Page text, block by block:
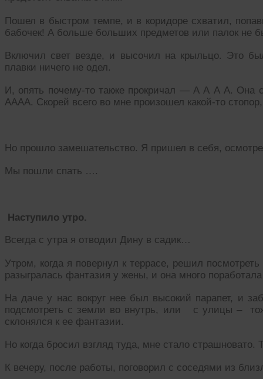
Пошел в быстром темпе, и в коридоре схватил,
бабочек! А больше больших предметов или палок не
Включил свет везде, и высочил на крыльцо. Это
плавки ничего не одел.
И, опять почему-то также прокричал — А А А А. Она
АААА. Скорей всего во мне произошел какой-то
Но прошло замешательство. Я пришел в себя,
Мы пошли спать ….
Наступило утро.
Всегда с утра я отводил Дину в садик…
Утром, когда я повернул к террасе, решил
разыгралась фантазия у жены, и она много
На даче у нас вокруг нее был высокий парапет, и
подсмотреть с земли во внутрь, или с улицы –
склонялся к ее фантазии.
Но когда бросил взгляд туда, мне стало страшновато.
К вечеру, после работы, поговорил с соседями из